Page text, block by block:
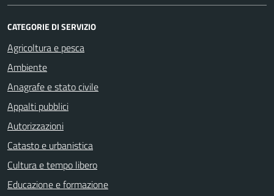
CATEGORIE DI SERVIZIO
Agricoltura e pesca
Ambiente
Anagrafe e stato civile
Appalti pubblici
Autorizzazioni
Catasto e urbanistica
Cultura e tempo libero
Educazione e formazione